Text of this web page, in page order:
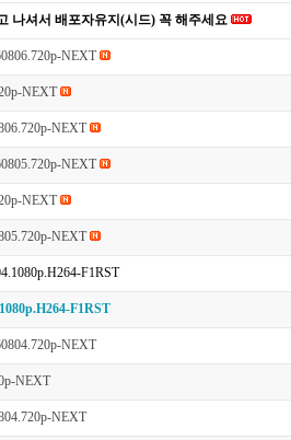
나셔서 배포자유지(시드) 꼭 해주세요
NEXT
NEXT
NEXT
NEXT
NEXT
NEXT
F1RST
F1RST
NEXT
NEXT
NEXT